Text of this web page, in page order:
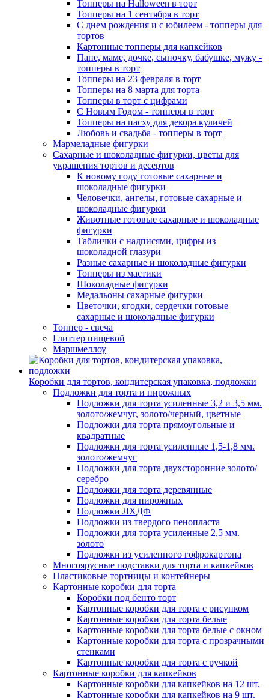
Топперы на Halloween в торт
Топперы на 1 сентября в торт
С днем рождения и с юбилеем - топперы для
тортов
Картонные топперы для капкейков
Папе, маме, дочке, сыночку, бабушке, мужу -
топперы в торт
Топперы на 23 февраля в торт
Топперы на 8 марта для торта
Топперы в торт с цифрами
С Новым Годом - топперы в торт
Топперы на пасху для декора куличей
Любовь и свадьба - топперы в торт
Мармеладные фигурки
Сахарные и шоколадные фигурки, цветы для
украшения тортов и десертов
К новому году готовые сахарные и
шоколадные фигурки
Человечки, ангелы, готовые сахарные и
шоколадные фигурки
Животные готовые сахарные и шоколадные
фигурки
Таблички с надписями, цифры из
шоколадной глазури
Разные сахарные и шоколадные фигурки
Топперы из мастики
Шоколадные фигурки
Медальоны сахарные фигурки
Цветочки, ягодки, сердечки готовые
сахарные и шоколадные фигурки
Топпер - свеча
Глиттер пищевой
Маршмеллоу
Коробки для тортов, кондитерская упаковка, подложки
Подложки для торта и пирожных
Подложки для торта усиленные 3,2 и 3,5 мм.
золото/жемчуг, золото/черный, цветные
Подложки для торта прямоугольные и
квадратные
Подложки для торта усиленные 1,5-1,8 мм.
золото/жемчуг
Подложки для торта двухсторонние золото/
серебро
Подложки для торта деревянные
Подложки для пирожных
Подложки ЛХДФ
Подложки из твердого пенопласта
Подложки для торта усиленные 2,5 мм.
золото
Подложки из усиленного гофрокартона
Многоярусные подставки для торта и капкейков
Пластиковые тортницы и контейнеры
Картонные коробки для торта
Коробки под бенто торт
Картонные коробки для торта с рисунком
Картонные коробки для торта белые
Картонные коробки для торта белые с окном
Картонные коробки для торта с прозрачными
стенками
Картонные коробки для торта с ручкой
Картонные коробки для капкейков
Картонные коробки для капкейков на 12 шт.
Картонные коробки для капкейков на 9 шт.